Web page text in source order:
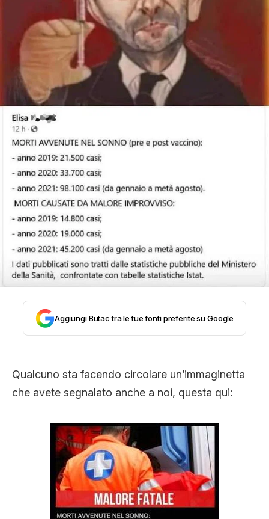
STORIA E CITAZIONI
INTRATTENIMENTO
COMPLOTTI, LEGGENDE URBANE ED
EVERGREEN
EDITORIALI
TRUFFE E SOCIAL NETWORK
CLIMA ED ENERGIA
CONTATTI
CHI SIAMO
Aggiungi Butac tra le tue fonti preferite su Google
Qualcuno sta facendo circolare un’immaginetta
che avete segnalato anche a noi, questa qui: